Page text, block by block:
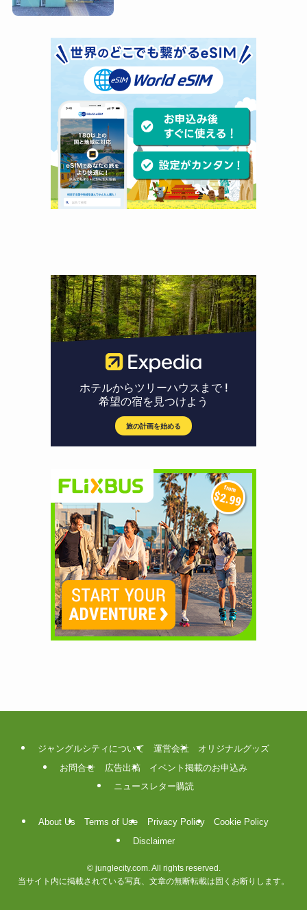
ジャングルシティについて 運営会社
オリジナルグッズ
お問合せ
広告出稿
イベント掲載のお申込み
ニュースレター購読
About Us Terms of Use Privacy Policy
Cookie Policy
Disclaimer
©junglecity.com. All rights reserved.
当サイト内に掲載されている写真、文章の無断転載は固くお断りします。